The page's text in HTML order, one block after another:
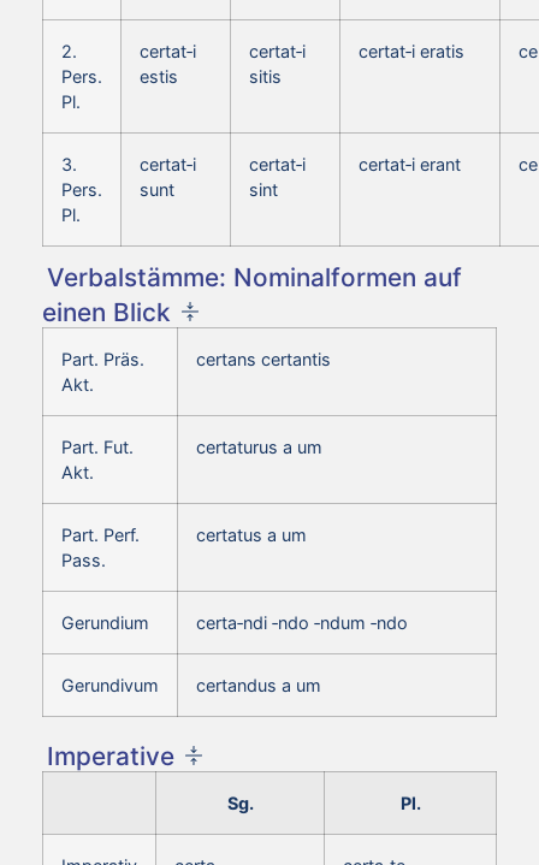
2.
Pers.
Pl.
certat‑i
estis
certat‑i
sitis
certat‑i eratis
3.
Pers.
Pl.
certat‑i
sunt
certat‑i
sint
certat‑i erant
Verbalstämme: Nominalformen auf
einen Blick
Part. Präs.
Akt.
certans certantis
Part. Fut.
Akt.
certaturus a um
Part. Perf.
Pass.
certatus a um
Gerundium certa‑ndi ‑ndo ‑ndum ‑ndo
Gerundivum certandus a um
Imperative
Sg. Pl.